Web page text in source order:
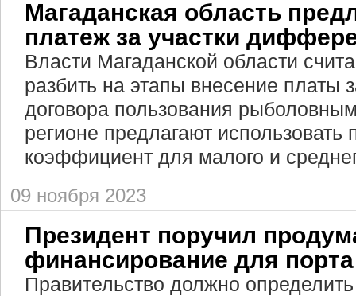
Магаданская область
платеж за участки
Власти Магаданской области
разбить на этапы внесение платы
договора пользования
регионе предлагают
коэффициент для малого и
09 ноября 2023
Президент поручил
финансирование для
Правительство должно определить